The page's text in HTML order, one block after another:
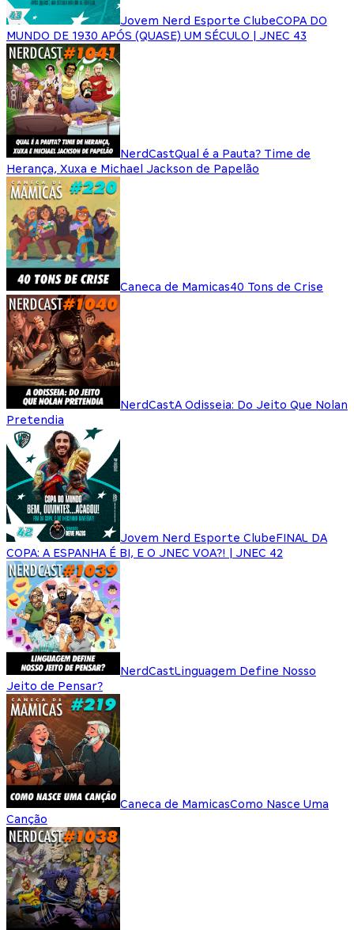
Jovem Nerd Esporte ClubeCOPA DO
MUNDO DE 1930 APÓS (QUASE) UM SÉCULO | JNEC 43
NerdCastQual é a Pauta? Time de
Herança, Xuxa e Michael Jackson de Papelão
Caneca de Mamicas40 Tons de Crise
NerdCastA Odisseia: Do Jeito Que Nolan
Pretendia
Jovem Nerd Esporte ClubeFINAL DA
COPA: A ESPANHA É BI, E O JNEC VOA?! | JNEC 42
NerdCastLinguagem Define Nosso
Jeito de Pensar?
Caneca de MamicasComo Nasce Uma
Canção